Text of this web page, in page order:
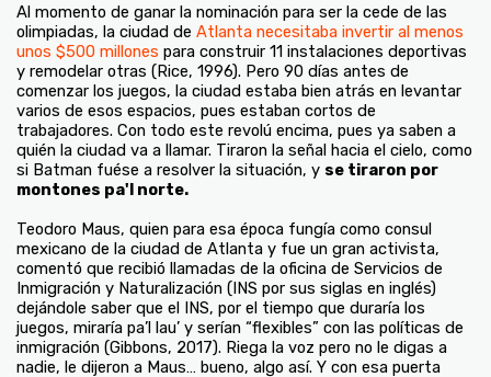
Al momento de ganar la nominación para ser la cede de las
olimpiadas, la ciudad de Atlanta necesitaba invertir al menos
unos $500 millones para construir 11 instalaciones deportivas
y remodelar otras (Rice, 1996). Pero 90 días antes de
comenzar los juegos, la ciudad estaba bien atrás en levantar
varios de esos espacios, pues estaban cortos de
trabajadores. Con todo este revolú encima, pues ya saben a
quién la ciudad va a llamar. Tiraron la señal hacia el cielo, como
si Batman fuése a resolver la situación, y se tiraron por
montones pa'l norte.
Teodoro Maus, quien para esa época fungía como consul
mexicano de la ciudad de Atlanta y fue un gran activista,
comentó que recibió llamadas de la oficina de Servicios de
Inmigración y Naturalización (INS por sus siglas en inglés)
dejándole saber que el INS, por el tiempo que duraría los
juegos, miraría pa’l lau’ y serían “flexibles” con las políticas de
inmigración (Gibbons, 2017). Riega la voz pero no le digas a
nadie, le dijeron a Maus… bueno, algo así. Y con esa puerta